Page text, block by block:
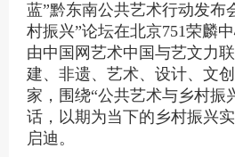
蓝”黔东南公共艺术行动发布
村振兴”论坛在北京751荣麟
由中国网艺术中国与艺文力
建、非遗、艺术、设计、文
家，围绕“公共艺术与乡村振
话，以期为当下的乡村振兴
启迪。